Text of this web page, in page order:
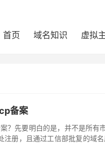
首页 域名知识 虚拟
备案
？先要明白的是，并不是所有
注册，且通过工信部批复的域